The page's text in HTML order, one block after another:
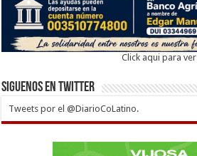
Click aqui para ver
Siguenos en twitter
Tweets por el @DiarioCoLatino.